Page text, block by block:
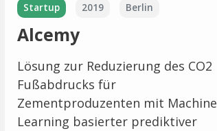
Startup 2019 Berlin
Alcemy
Lösung zur Reduzierung des CO2
Fußabdrucks für
Zementproduzenten mit Machine
Learning basierter prediktiver